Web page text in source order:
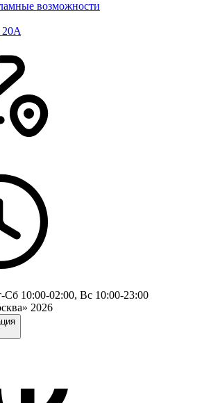
возможности
20A
10:00-02:00, Вс 10:00-23:00
2026